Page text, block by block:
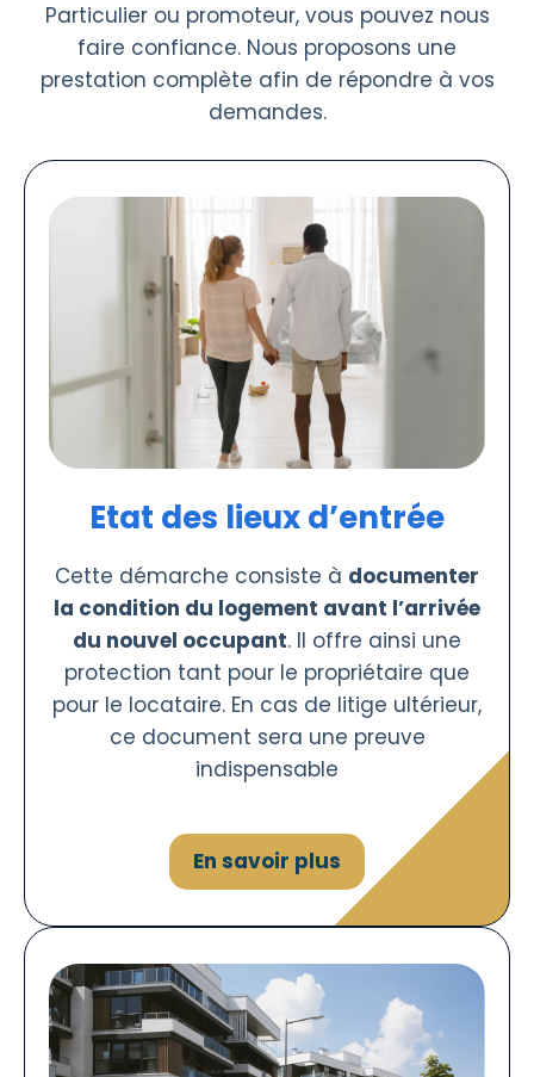
Particulier ou promoteur, vous pouvez nous
faire confiance. Nous proposons une
prestation complète afin de répondre à vos
demandes.
Etat des lieux d’entrée
Cette démarche consiste à documenter
la condition du logement avant l’arrivée
du nouvel occupant. Il offre ainsi une
protection tant pour le propriétaire que
pour le locataire. En cas de litige ultérieur,
ce document sera une preuve
indispensable
En savoir plus